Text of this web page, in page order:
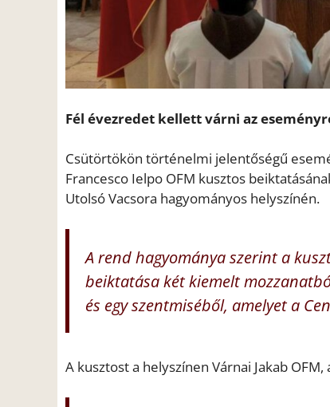
Fél évezredet kellett várni az
Csütörtökön történelmi jelentőségű
Francesco Ielpo OFM kusztos
Utolsó Vacsora hagyományos helyszínén.
A rend hagyománya szerint a
beiktatása két kiemelt
és egy szentmiséből, amelyet a
A kusztost a helyszínen Várnai Jakab